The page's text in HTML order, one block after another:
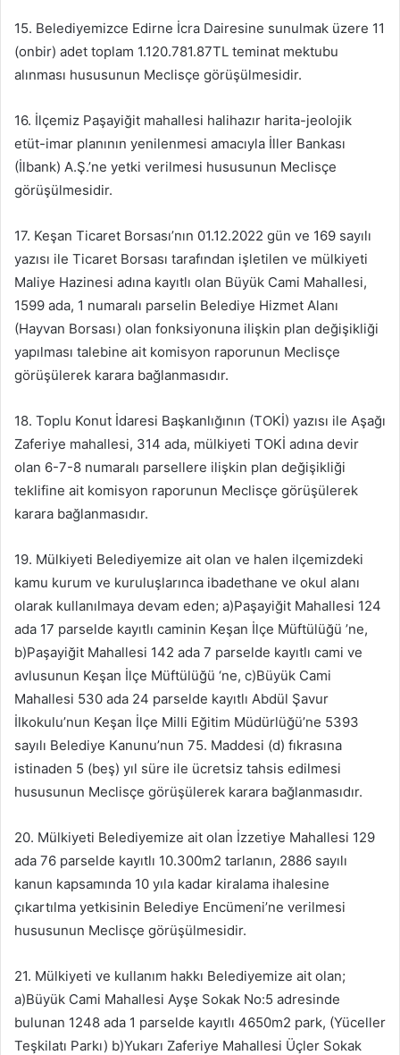
15. Belediyemizce Edirne İcra Dairesine sunulmak üzere 11
(onbir) adet toplam 1.120.781.87TL teminat mektubu
alınması hususunun Meclisçe görüşülmesidir.
16. İlçemiz Paşayiğit mahallesi halihazır harita-jeolojik
etüt-imar planının yenilenmesi amacıyla İller Bankası
(İlbank) A.Ş.’ne yetki verilmesi hususunun Meclisçe
görüşülmesidir.
17. Keşan Ticaret Borsası’nın 01.12.2022 gün ve 169 sayılı
yazısı ile Ticaret Borsası tarafından işletilen ve mülkiyeti
Maliye Hazinesi adına kayıtlı olan Büyük Cami Mahallesi,
1599 ada, 1 numaralı parselin Belediye Hizmet Alanı
(Hayvan Borsası) olan fonksiyonuna ilişkin plan değişikliği
yapılması talebine ait komisyon raporunun Meclisçe
görüşülerek karara bağlanmasıdır.
18. Toplu Konut İdaresi Başkanlığının (TOKİ) yazısı ile Aşağı
Zaferiye mahallesi, 314 ada, mülkiyeti TOKİ adına devir
olan 6-7-8 numaralı parsellere ilişkin plan değişikliği
teklifine ait komisyon raporunun Meclisçe görüşülerek
karara bağlanmasıdır.
19. Mülkiyeti Belediyemize ait olan ve halen ilçemizdeki
kamu kurum ve kuruluşlarınca ibadethane ve okul alanı
olarak kullanılmaya devam eden; a)Paşayiğit Mahallesi 124
ada 17 parselde kayıtlı caminin Keşan İlçe Müftülüğü ’ne,
b)Paşayiğit Mahallesi 142 ada 7 parselde kayıtlı cami ve
avlusunun Keşan İlçe Müftülüğü ‘ne, c)Büyük Cami
Mahallesi 530 ada 24 parselde kayıtlı Abdül Şavur
İlkokulu’nun Keşan İlçe Milli Eğitim Müdürlüğü’ne 5393
sayılı Belediye Kanunu’nun 75. Maddesi (d) fıkrasına
istinaden 5 (beş) yıl süre ile ücretsiz tahsis edilmesi
hususunun Meclisçe görüşülerek karara bağlanmasıdır.
20. Mülkiyeti Belediyemize ait olan İzzetiye Mahallesi 129
ada 76 parselde kayıtlı 10.300m2 tarlanın, 2886 sayılı
kanun kapsamında 10 yıla kadar kiralama ihalesine
çıkartılma yetkisinin Belediye Encümeni’ne verilmesi
hususunun Meclisçe görüşülmesidir.
21. Mülkiyeti ve kullanım hakkı Belediyemize ait olan;
a)Büyük Cami Mahallesi Ayşe Sokak No:5 adresinde
bulunan 1248 ada 1 parselde kayıtlı 4650m2 park, (Yüceller
Teşkilatı Parkı) b)Yukarı Zaferiye Mahallesi Üçler Sokak